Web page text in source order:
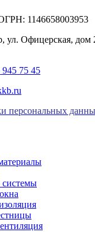
1146658003953
, ул. Офицерская, дом
75 45
персональных